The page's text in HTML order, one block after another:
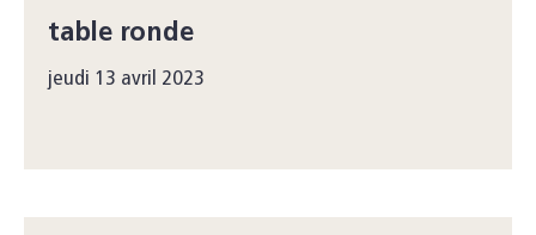
table ronde
jeudi 13 avril 2023